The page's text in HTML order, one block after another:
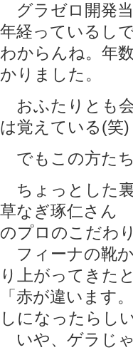
グラゼロ開発
年経っているし
わからんね。年
かりました。
おふたりとも
は覚えている(笑)
でもこの方た
ちょっとした
草なぎ琢仁さん
のプロのこだわり
フィーナの靴
り上がってきた
「赤が違います
しになったらしい
いや、ゲラじ